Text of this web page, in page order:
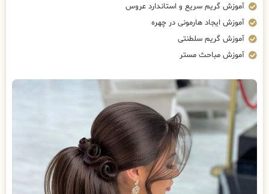
آموزش گریم سریع و استاندارد عروس
آموزش ایجاد هارمونی در چهره
آموزش گریم سلطنتی
آموزش مباحث مستر